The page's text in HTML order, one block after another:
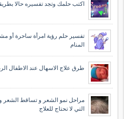
اكتب حلمك وتجد تفسيره حالا
تفسير حلم رؤية امرأة ساحرة أو
المنام
طرق علاج الاسهال عند الاطفال
مراحل نمو الشعر و تساقط الشعر
التي لا تحتاج للعلاج